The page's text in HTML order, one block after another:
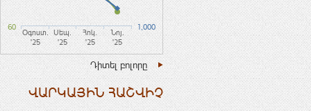
Օգոստ.
'25
Սեպ.
'25
Հոկ.
'25
Նոյ.
'25
60 1,000
Դիտել բոլորը
ՎԱՐԿԱՅԻՆ ՀԱՇՎԻՉ